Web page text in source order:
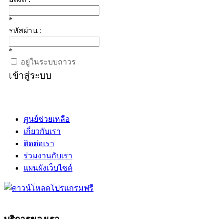
*
รหัสผ่าน :
*
อยู่ในระบบถาวร
เข้าสู่ระบบ
ศูนย์ช่วยเหลือ
เกี่ยวกับเรา
ติดต่อเรา
ร่วมงานกับเรา
แผนผังเว็บไซต์